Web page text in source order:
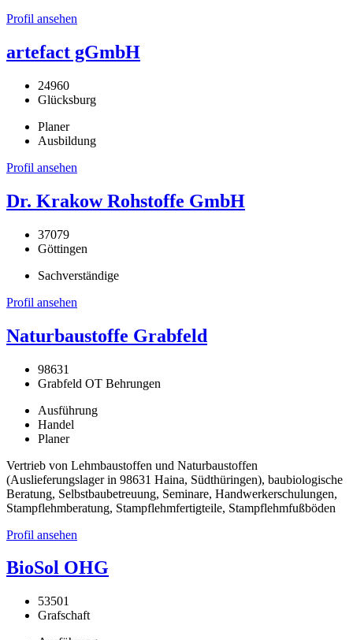
Profil ansehen
artefact gGmbH
24960
Glücksburg
Planer
Ausbildung
Profil ansehen
Dr. Krakow Rohstoffe GmbH
37079
Göttingen
Sachverständige
Profil ansehen
Naturbaustoffe Grabfeld
98631
Grabfeld OT Behrungen
Ausführung
Handel
Planer
Vertrieb von Lehmbaustoffen und Naturbaustoffen
(Auslieferungslager in 98631 Haina, Südthüringen), baubiologische
Beratung, Selbstbaubetreuung, Seminare, Handwerkerschulungen,
Stampflehmberatung, Stampflehmfertigteile, Stampflehmfußböden
Profil ansehen
BioSol OHG
53501
Grafschaft